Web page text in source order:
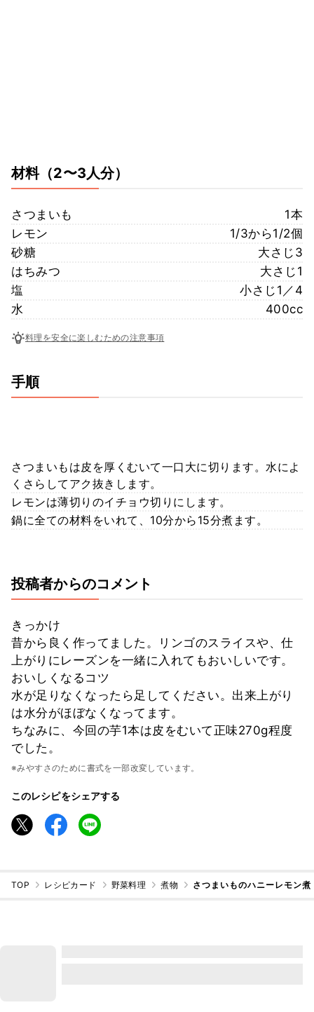
材料（2〜3人分）
さつまいも
1本
レモン
1/3から1/2個
砂糖
大さじ3
はちみつ
大さじ1
塩
小さじ1／4
水
400cc
料理を安全に楽しむための注意事項
手順
さつまいもは皮を厚くむいて一口大に切ります。水によ
くさらしてアク抜きします。
レモンは薄切りのイチョウ切りにします。
鍋に全ての材料をいれて、10分から15分煮ます。
投稿者からのコメント
きっかけ
昔から良く作ってました。リンゴのスライスや、仕
上がりにレーズンを一緒に入れてもおいしいです。
おいしくなるコツ
水が足りなくなったら足してください。出来上がり
は水分がほぼなくなってます。
ちなみに、今回の芋1本は皮をむいて正味270g程度
でした。
※みやすさのために書式を一部改変しています。
このレシピをシェアする
TOP レシピカード 野菜料理 煮物 さつまいものハニーレモン